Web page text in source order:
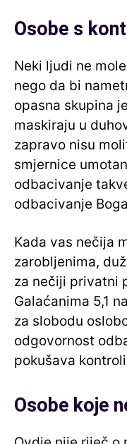
Osobe s
Neki ljudi ne
nego da bi
opasna skupina
maskiraju u
zapravo nisu
smjernice
odbacivanje
odbacivanje
Kada vas nečija
zarobljenima,
za nečiji privatni
Galaćanima 5,1
za slobodu
odgovornost
pokušava
Osobe koje